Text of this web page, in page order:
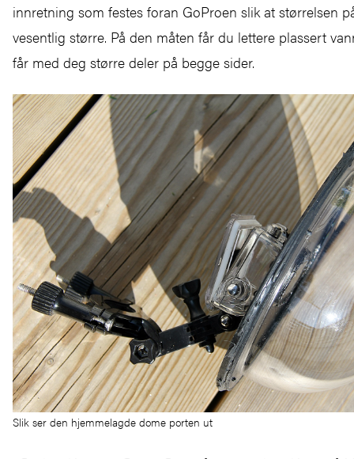
innretning som festes foran GoProen slik at størrelsen
vesentlig større. På den måten får du lettere plassert
får med deg større deler på begge sider.
Slik ser den hjemmelagde dome porten ut